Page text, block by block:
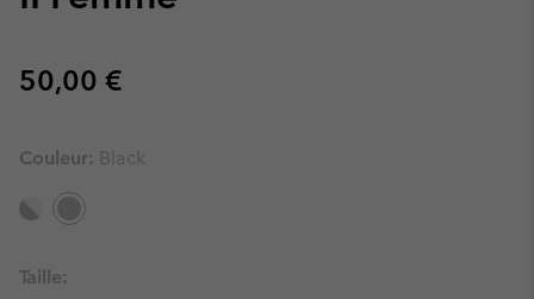
Regular price:
50,00 €
Couleur: Black
Taille: